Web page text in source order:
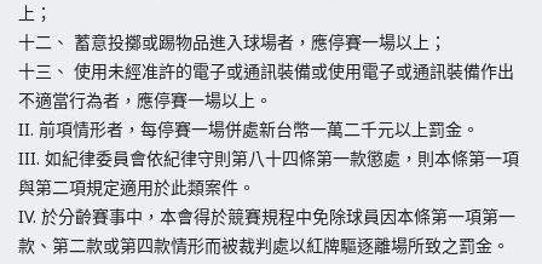
上；
十二、 蓄意投擲或踢物品進入球場者，應停賽一場以上；
十三、 使用未經准許的電子或通訊裝備或使用電子或通訊裝備作出
不適當行為者，應停賽一場以上。
II. 前項情形者，每停賽一場併處新台幣一萬二千元以上罰金。
III. 如紀律委員會依紀律守則第八十四條第一款懲處，則本條第一項
與第二項規定適用於此類案件。
IV. 於分齡賽事中，本會得於競賽規程中免除球員因本條第一項第一
款、第二款或第四款情形而被裁判處以紅牌驅逐離場所致之罰金。